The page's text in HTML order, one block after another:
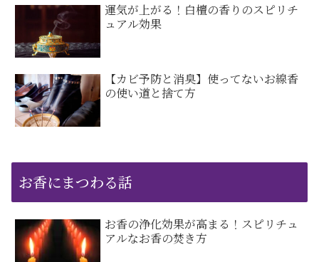
運気が上がる！白檀の香りのスピリチ
ュアル効果
【カビ予防と消臭】使ってないお線香
の使い道と捨て方
お香にまつわる話
お香の浄化効果が高まる！スピリチュ
アルなお香の焚き方